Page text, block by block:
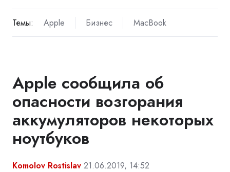
Темы: Apple Бизнес MacBook
Apple сообщила об
опасности возгорания
аккумуляторов некоторых
ноутбуков
Komolov Rostislav 21.06.2019, 14:52